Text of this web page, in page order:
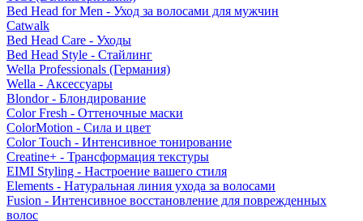
Bed Head for Men - Уход за волосами для мужчин
Catwalk
Bed Head Care - Уходы
Bed Head Style - Стайлинг
Wella Professionals (Германия)
Wella - Аксессуары
Blondor - Блондирование
Color Fresh - Оттеночные маски
ColorMotion - Сила и цвет
Color Touch - Интенсивное тонирование
Creatine+ - Трансформация текстуры
EIMI Styling - Настроение вашего стиля
Elements - Натуральная линия ухода за волосами
Fusion - Интенсивное восстановление для поврежденных
волос